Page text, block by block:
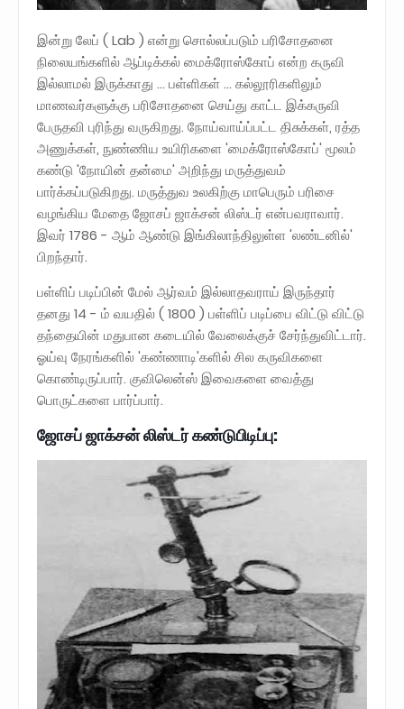
இன்று லேப் ( Lab ) என்று சொல்லப்படும் பரிசோதனை
நிலையங்களில் ஆப்டிக்கல் மைக்ரோஸ்கோப் என்ற கருவி
இல்லாமல் இருக்காது ... பள்ளிகள் ... கல்லூரிகளிலும்
மாணவர்களுக்கு பரிசோதனை செய்து காட்ட இக்கருவி
பேருதவி புரிந்து வருகிறது. நோய்வாய்ப்பட்ட திசுக்கள், ரத்த
அணுக்கள், நுண்ணிய உயிரிகளை 'மைக்ரோஸ்கோப்' மூலம்
கண்டு 'நோயின் தன்மை' அறிந்து மருத்துவம்
பார்க்கப்படுகிறது. மருத்துவ உலகிற்கு மாபெரும் பரிசை
வழங்கிய மேதை ஜோசப் ஜாக்சன் லிஸ்டர் என்பவராவார்.
இவர் 1786 - ஆம் ஆண்டு இங்கிலாந்திலுள்ள 'லண்டனில்'
பிறந்தார்.
பள்ளிப் படிப்பின் மேல் ஆர்வம் இல்லாதவராய் இருந்தார்
தனது 14 - ம் வயதில் ( 1800 ) பள்ளிப் படிப்பை விட்டு விட்டு
தந்தையின் மதுபான கடையில் வேலைக்குச் சேர்ந்துவிட்டார்.
ஓய்வு நேரங்களில் 'கண்ணாடி'களில் சில கருவிகளை
கொண்டிருப்பார். குவிலென்ஸ் இவைகளை வைத்து
பொருட்களை பார்ப்பார்.
ஜோசப் ஜாக்சன் லிஸ்டர் கண்டுபிடிப்பு: